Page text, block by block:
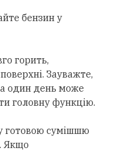
бензин у
горить,
Зауважте,
один день може
головну функцію.
готовою сумішшю
Якщо